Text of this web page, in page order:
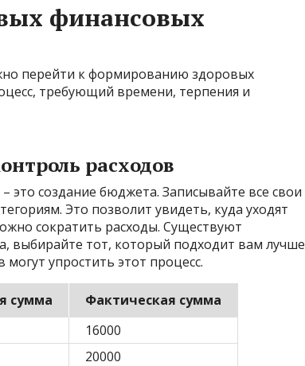
финансовых
перейти к формированию здоровых
требующий времени, терпения и
расходов
создание бюджета. Записывайте все свои
Это позволит увидеть, куда уходят
сократить расходы. Существуют
выбирайте тот, который подходит вам лучше
упростить этот процесс.
сумма
Фактическая сумма
16000
20000